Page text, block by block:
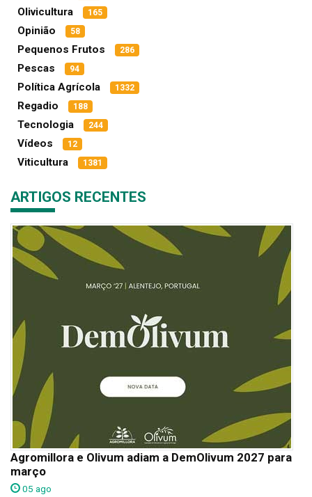
Olivicultura 165
Opinião 58
Pequenos Frutos 286
Pescas 94
Política Agrícola 1332
Regadio 188
Tecnologia 244
Vídeos 12
Viticultura 1381
ARTIGOS RECENTES
Agromillora e Olivum adiam a DemOlivum 2027 para
março
05 ago